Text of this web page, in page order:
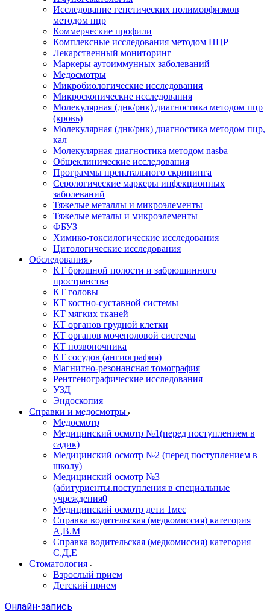
Исследование генетических полиморфизмов
методом пцр
Коммерческие профили
Комплексные исследования методом ПЦР
Лекарственный мониторинг
Маркеры аутоиммунных заболеваний
Медосмотры
Микробиологические исследования
Микроскопические исследования
Молекулярная (днк/рнк) диагностика методом пцр
(кровь)
Молекулярная (днк/рнк) диагностика методом пцр,
кал
Молекулярная диагностика методом nasba
Общеклинические исследования
Программы пренатального скрининга
Серологические маркеры инфекционных
заболеваний
Тяжелые металлы и микроэлементы
Тяжелые металы и микроэлементы
ФБУЗ
Химико-токсилогические исследования
Цитологические исследования
Обследования
КТ брюшной полости и забрюшинного
пространства
КТ головы
КТ костно-суставной системы
КТ мягких тканей
КТ органов грудной клетки
КТ органов мочеполовой системы
КТ позвоночника
КТ сосудов (ангиография)
Магнитно-резонансная томография
Рентгенографические исследования
УЗД
Эндоскопия
Справки и медосмотры
Медосмотр
Медицинский осмотр №1(перед поступлением в
садик)
Медицинский осмотр №2 (перед поступлением в
школу)
Медицинский осмотр №3
(абитуриенты.поступления в специальные
учреждения0
Медицинский осмотр дети 1мес
Справка водительская (медкомиссия) категория
А,В.М
Справка водительская (медкомиссия) категория
С,Д,Е
Стоматология
Взрослый прием
Детский прием
Онлайн-запись